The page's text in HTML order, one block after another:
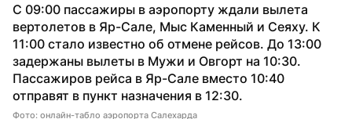
С 09:00 пассажиры в аэропорту ждали вылета
вертолетов в Яр-Сале, Мыс Каменный и Сеяху. К
11:00 стало известно об отмене рейсов. До 13:00
задержаны вылеты в Мужи и Овгорт на 10:30.
Пассажиров рейса в Яр-Сале вместо 10:40
отправят в пункт назначения в 12:30.
Фото: онлайн-табло аэропорта Салехарда